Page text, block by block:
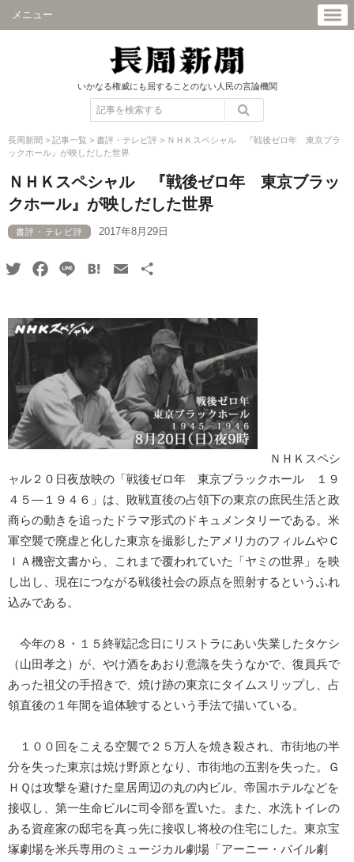
メニュー
いかなる権威にも屈することのない人民の言論機関
長周新聞 > 記事一覧 > 書評・テレビ評 > ＮＨＫスペシャル 『戦後ゼロ年 東京ブラ
ックホール』が映しだした世界
ＮＨＫスペシャル 『戦後ゼロ年 東京ブラッ
クホール』が映しだした世界
書評・テレビ評 2017年8月29日
TwitterFacebook
Line HatenaEmail
ＮＨＫスペシ
ャル２０日夜放映の「戦後ゼロ年 東京ブラックホール １９
４５―１９４６」は、敗戦直後の占領下の東京の庶民生活と政
商らの動きを追ったドラマ形式のドキュメンタリーである。米
軍空襲で廃虚と化した東京を撮影したアメリカのフィルムやＣ
ＩＡ機密文書から、これまで覆われていた「ヤミの世界」を映
し出し、現在につながる戦後社会の原点を照射するというふれ
込みである。
今年の８・１５終戦記念日にリストラにあい失業したタケシ
（山田孝之）が、やけ酒をあおり意識を失うなかで、復員兵で
あった祖父の手招きで、焼け跡の東京にタイムスリップし、占
領直後の１年間を追体験するという手法で描いている。
１００回をこえる空襲で２５万人を焼き殺され、市街地の半
分を失った東京は焼け野原となり、市街地の五割を失った。Ｇ
ＨＱは攻撃を避けた皇居周辺の丸の内ビル、帝国ホテルなどを
接収し、第一生命ビルに司令部を置いた。また、水洗トイレの
ある資産家の邸宅を真っ先に接収し将校の住宅にした。東京宝
塚劇場を米兵専用のミュージカル劇場「アーニー・パイル劇